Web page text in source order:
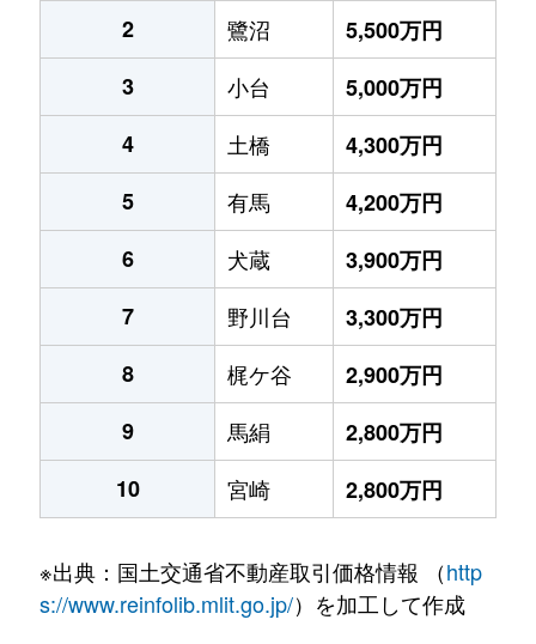
2
鷺沼
5,500万円
3
小台
5,000万円
4
土橋
4,300万円
5
有馬
4,200万円
6
犬蔵
3,900万円
7
野川台
3,300万円
8
梶ケ谷
2,900万円
9
馬絹
2,800万円
10
宮崎 2,800万円
※出典：国土交通省不動産取引価格情報 （http
s://www.reinfolib.mlit.go.jp/）を加工して作成